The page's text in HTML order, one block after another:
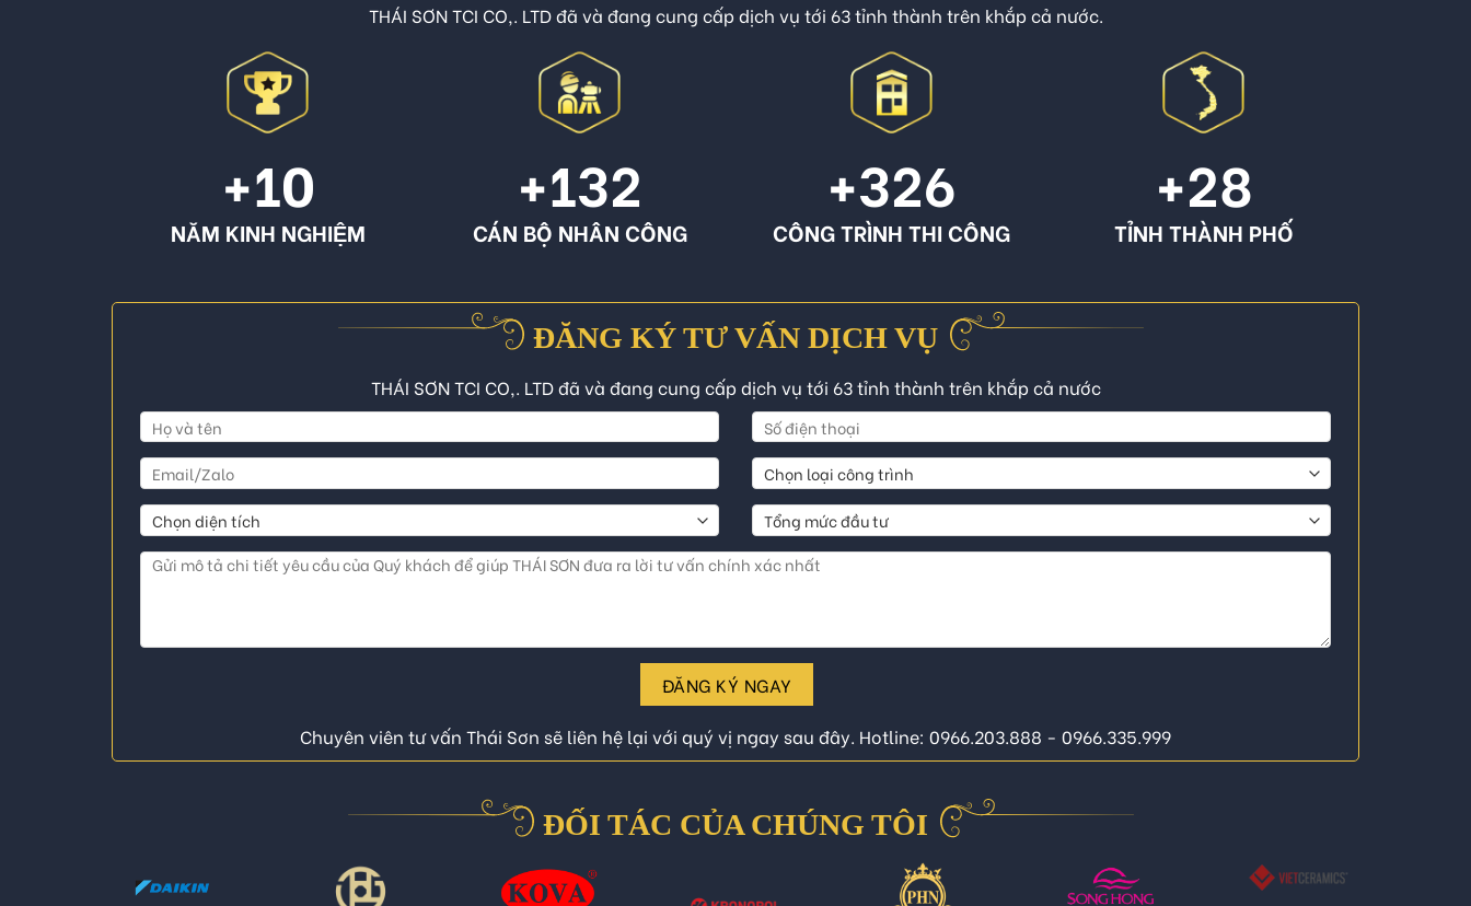
THÁI SƠN TCI CO,. LTD đã và đang cung cấp dịch vụ tới 63 tỉnh thành trên khắp cả nước.
+10
NĂM KINH NGHIỆM
+132
CÁN BỘ NHÂN CÔNG
+326
CÔNG TRÌNH THI CÔNG
+28
TỈNH THÀNH PHỐ
ĐĂNG KÝ TƯ VẤN DỊCH VỤ
THÁI SƠN TCI CO,. LTD đã và đang cung cấp dịch vụ tới 63 tỉnh thành trên khắp cả nước
ĐĂNG KÝ NGAY
Chuyên viên tư vấn Thái Sơn sẽ liên hệ lại với quý vị ngay sau đây. Hotline: 0966.203.888 - 0966.335.999
ĐỐI TÁC CỦA CHÚNG TÔI